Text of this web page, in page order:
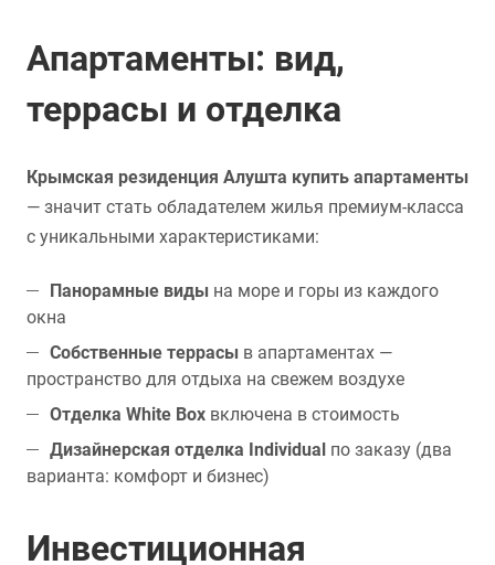
Апартаменты: вид,
террасы и отделка
Крымская резиденция Алушта купить апартаменты
— значит стать обладателем жилья премиум-класса
с уникальными характеристиками:
Панорамные виды на море и горы из каждого
окна
Собственные террасы в апартаментах —
пространство для отдыха на свежем воздухе
Отделка White Box включена в стоимость
Дизайнерская отделка Individual по заказу (два
варианта: комфорт и бизнес)
Инвестиционная